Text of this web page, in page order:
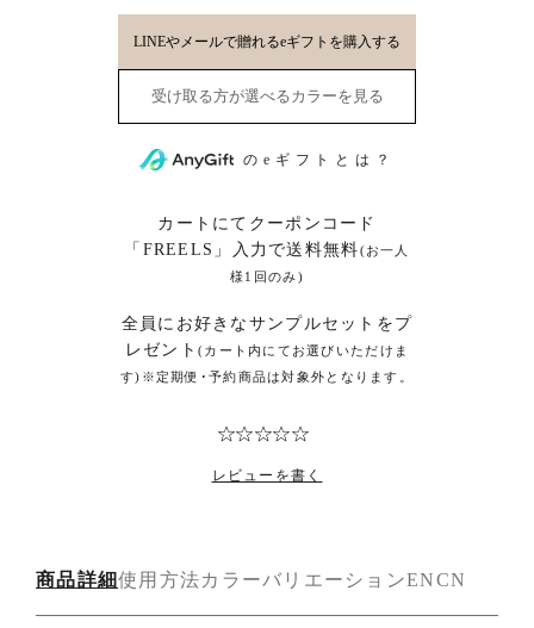
のeギフトとは？
カートにてクーポンコード
「FREELS」入力で送料無料(お一人
様1回のみ)
全員にお好きなサンプルセットをプ
レゼント (カート内にてお選びいただけま
す)※定期便･予約商品は対象外となります。
レビューを書く
商品詳細使用方法カラーバリエーションENCN